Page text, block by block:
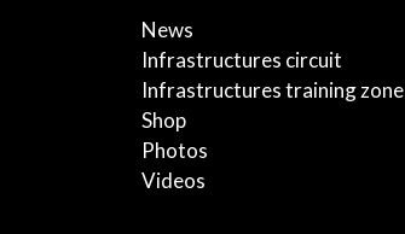
News
Infrastructures circuit
Infrastructures training zone
Shop
Photos
Videos